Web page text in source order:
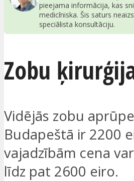
pieejama informācija, kas
medicīniska. Šis saturs
speciālista konsultāciju.
Zobu
Vidējās zobu
Budapeštā ir 2200
vajadzībām cena
līdz pat 2600 eiro.